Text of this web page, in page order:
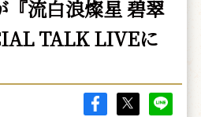
『流白浪燦星 碧翠
TALK LIVEに